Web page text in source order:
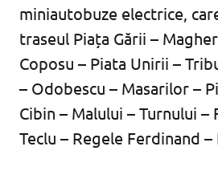
miniautobuze electrice,
traseul Piața Gării –
Coposu – Piata Unirii –
– Odobescu – Masarilor –
Cibin – Malului – Turnului –
Teclu – Regele Ferdinand –